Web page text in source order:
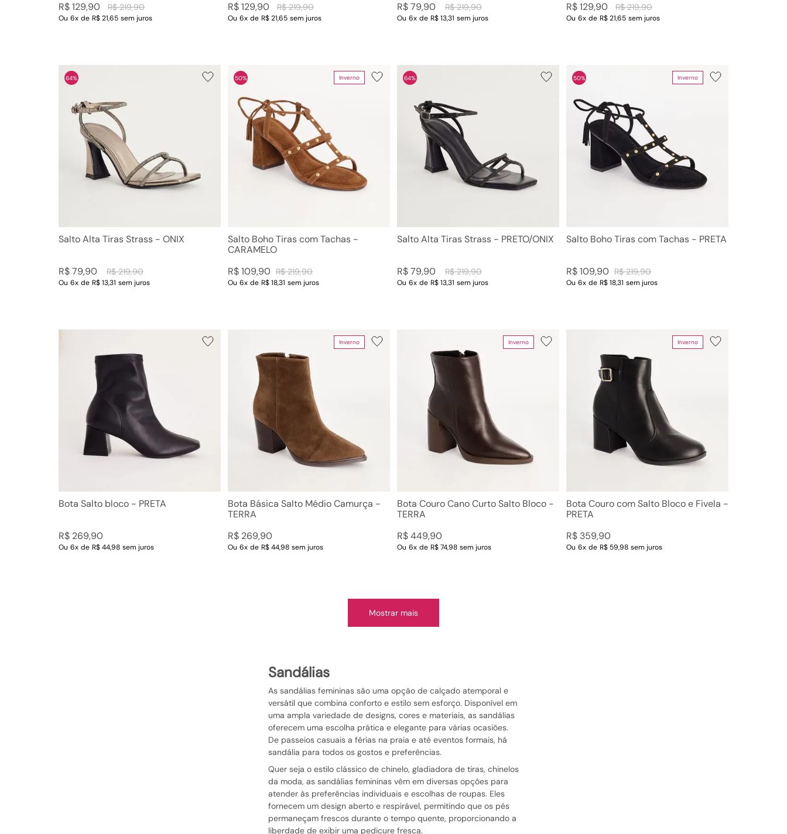
R$ 219,90
R$129,90
Ou 6x de R$ 21,65 sem juros
R$ 219,90
R$129,90
Ou 6x de R$ 21,65 sem juros
R$ 219,90
R$79,90
Ou 6x de R$ 13,31 sem juros
R$ 219,90
R$129,90
Ou 6x de R$ 21,65 sem juros
64%
Salto Alta Tiras Strass - ONIX
R$ 219,90
R$79,90
Ou 6x de R$ 13,31 sem juros
Inverno
50%
Salto Boho Tiras com Tachas -
CARAMELO
R$ 219,90
R$109,90
Ou 6x de R$ 18,31 sem juros
64%
Salto Alta Tiras Strass - PRETO/ONIX
R$ 219,90
R$79,90
Ou 6x de R$ 13,31 sem juros
Inverno
50%
Salto Boho Tiras com Tachas - PRETA
R$ 219,90
R$109,90
Ou 6x de R$ 18,31 sem juros
Bota Salto bloco - PRETA
R$ 269,90
Ou 6x de R$ 44,98 sem juros
Inverno
Bota Básica Salto Médio Camurça -
TERRA
R$ 269,90
Ou 6x de R$ 44,98 sem juros
Inverno
Bota Couro Cano Curto Salto Bloco -
TERRA
R$449,90
Ou 6x de R$ 74,98 sem juros
Inverno
Bota Couro com Salto Bloco e Fivela -
PRETA
R$ 359,90
Ou 6x de R$ 59,98 sem juros
Mostrar mais
sandálias
As sandálias femininas são uma opção de calçado atemporal e
versátil que combina conforto e estilo sem esforço. Disponível em
uma ampla variedade de designs, cores e materiais, as sandálias
oferecem uma escolha prática e elegante para várias ocasiões.
De passeios casuais a férias na praia e até eventos formais, há
sandália para todos os gostos e preferências.
Quer seja o estilo clássico de chinelo, gladiadora de tiras, chinelos
da moda, as sandálias femininas vêm em diversas opções para
atender às preferências individuais e escolhas de roupas. Eles
fornecem um design aberto e respirável, permitindo que os pés
permaneçam frescos durante o tempo quente, proporcionando a
liberdade de exibir uma pedicure fresca.